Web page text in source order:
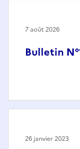
Bulletin
7 août 2026
26 janvier 2023